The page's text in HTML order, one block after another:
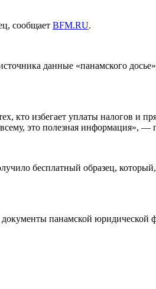
сообщает BFM.RU.
данные «панамского
кто избегает уплаты налогов и
это полезная информация»,
бесплатный образец,
панамской